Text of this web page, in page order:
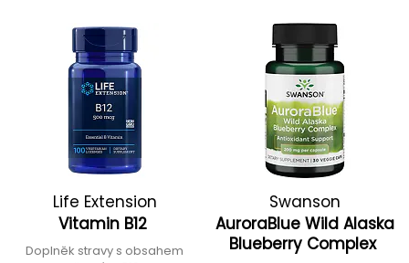
Life Extension
Vitamin B12
Doplněk stravy s obsahem
Swanson
AuroraBlue Wild Alaska
Blueberry Complex